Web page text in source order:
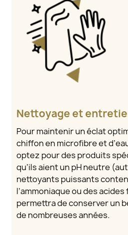
Nettoyage et
Pour maintenir un éclat
chiffon en microfibre et
optez pour des produits
qu’ils aient un pH neutre
nettoyants puissants
l’ammoniaque ou des
permettra de conserver un
de nombreuses années.